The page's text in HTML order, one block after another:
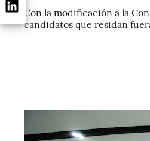
Con la modificación a la
candidatos que residan